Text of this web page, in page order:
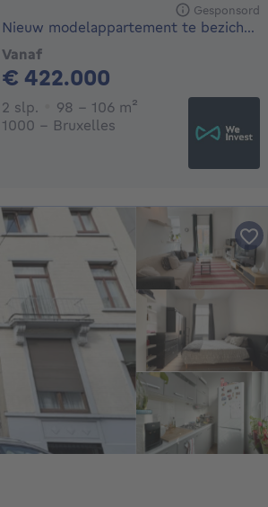
Gesponsord
Nieuw modelappartement te bezichtigen!
Vanaf
€ 422.000
2 slp. 2 slaapkamers
98 - 106 m² vierkante meters
1000 - Bruxelles